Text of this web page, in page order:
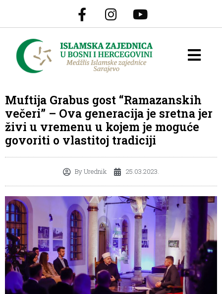
Muftija Grabus gost “Ramazanskih
večeri” – Ova generacija je sretna jer
živi u vremenu u kojem je moguće
govoriti o vlastitoj tradiciji
ByUrednik 25.03.2023.